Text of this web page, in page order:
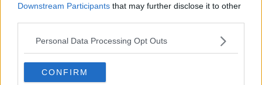
Downstream Participants that may further disclose it to other
Personal Data Processing Opt Outs
CONFIRM
LEGGI ANCORA